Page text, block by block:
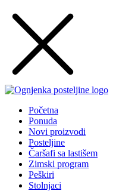
Početna
Ponuda
Novi proizvodi
Posteljine
Čaršafi sa lastišem
Zimski program
Peškiri
Stolnjaci